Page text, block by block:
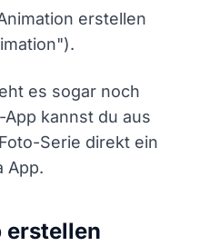
erstellen
es sogar noch
kannst du aus
Serie direkt ein
App.
erstellen